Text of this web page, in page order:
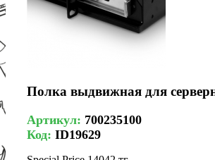
Полка выдвижная для
Артикул: 700235100
Код: ID19629